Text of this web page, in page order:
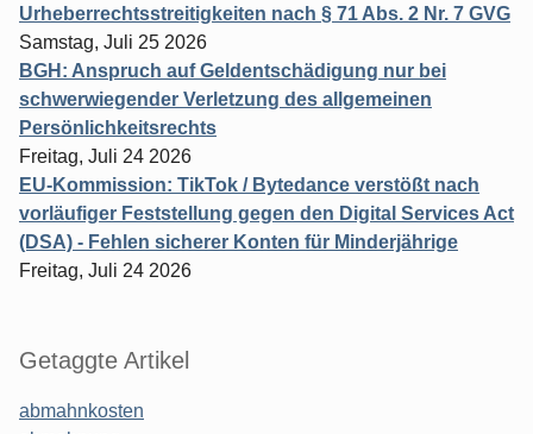
Urheberrechtsstreitigkeiten nach § 71 Abs. 2 Nr. 7 GVG
Samstag, Juli 25 2026
BGH: Anspruch auf Geldentschädigung nur bei
schwerwiegender Verletzung des allgemeinen
Persönlichkeitsrechts
Freitag, Juli 24 2026
EU-Kommission: TikTok / Bytedance verstößt nach
vorläufiger Feststellung gegen den Digital Services Act
(DSA) - Fehlen sicherer Konten für Minderjährige
Freitag, Juli 24 2026
Getaggte Artikel
abmahnkosten